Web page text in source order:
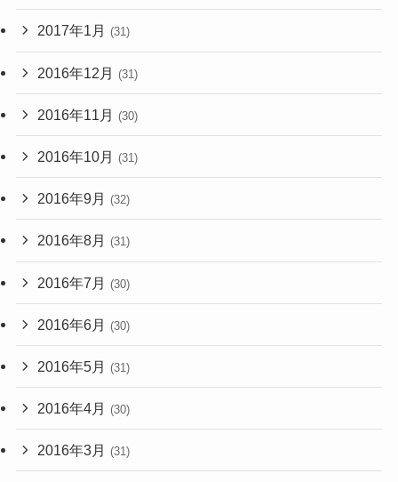
2017年1月 (31)
2016年12月 (31)
2016年11月 (30)
2016年10月 (31)
2016年9月 (32)
2016年8月 (31)
2016年7月 (30)
2016年6月 (30)
2016年5月 (31)
2016年4月 (30)
2016年3月 (31)